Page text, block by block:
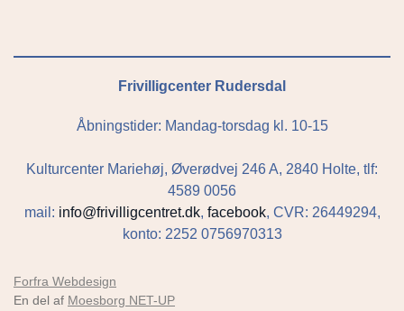
Frivilligcenter Rudersdal
Åbningstider: Mandag-torsdag kl. 10-15
Kulturcenter Mariehøj, Øverødvej 246 A, 2840 Holte, tlf:
4589 0056
mail: info@frivilligcentret.dk, facebook, CVR: 26449294,
konto: 2252 0756970313
Forfra Webdesign
En del af Moesborg NET-UP